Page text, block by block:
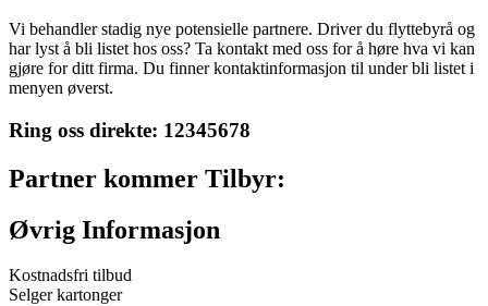
Vi behandler stadig nye potensielle partnere. Driver du flyttebyrå og
har lyst å bli listet hos oss? Ta kontakt med oss for å høre hva vi kan
gjøre for ditt firma. Du finner kontaktinformasjon til under bli listet i
menyen øverst.
Ring oss direkte: 12345678
Partner kommer Tilbyr:
Øvrig Informasjon
Kostnadsfri tilbud
Selger kartonger